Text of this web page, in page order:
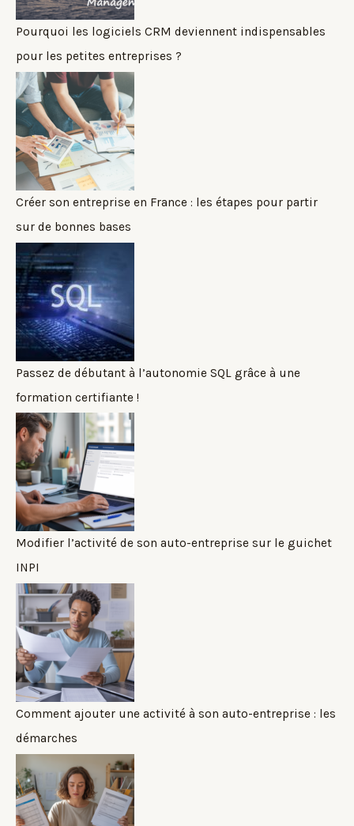
Pourquoi les logiciels CRM deviennent indispensables
pour les petites entreprises ?
Créer son entreprise en France : les étapes pour partir
sur de bonnes bases
Passez de débutant à l’autonomie SQL grâce à une
formation certifiante !
Modifier l’activité de son auto-entreprise sur le guichet
INPI
Comment ajouter une activité à son auto-entreprise : les
démarches